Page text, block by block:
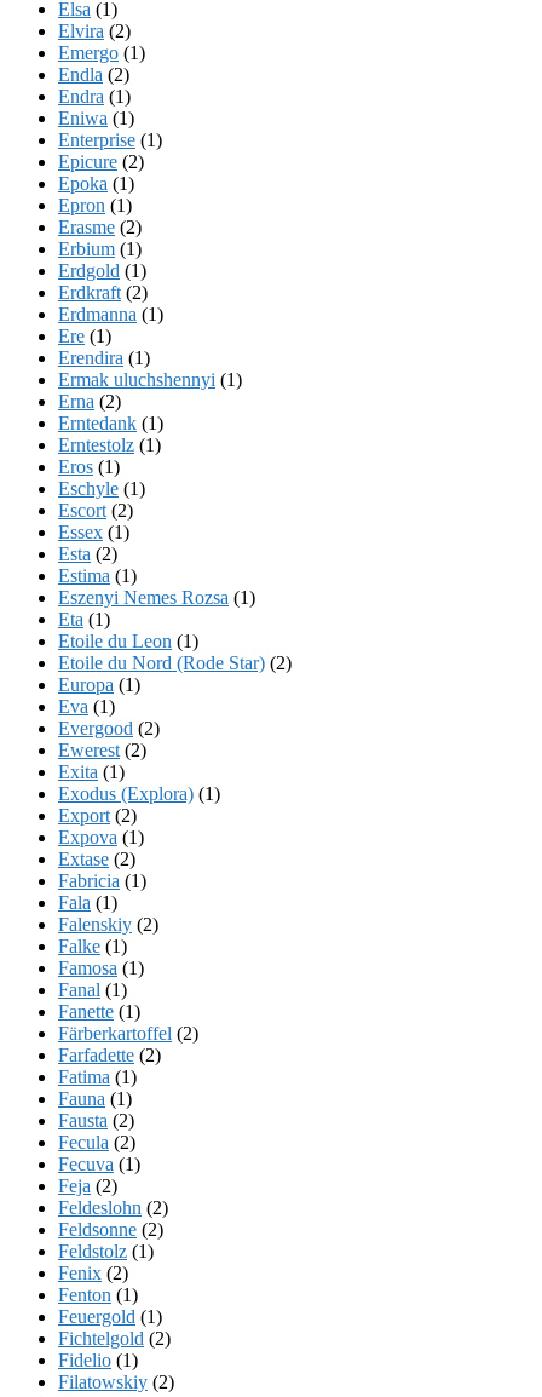
Elsa (1)
Elvira (2)
Emergo (1)
Endla (2)
Endra (1)
Eniwa (1)
Enterprise (1)
Epicure (2)
Epoka (1)
Epron (1)
Erasme (2)
Erbium (1)
Erdgold (1)
Erdkraft (2)
Erdmanna (1)
Ere (1)
Erendira (1)
Ermak uluchshennyi (1)
Erna (2)
Erntedank (1)
Erntestolz (1)
Eros (1)
Eschyle (1)
Escort (2)
Essex (1)
Esta (2)
Estima (1)
Eszenyi Nemes Rozsa (1)
Eta (1)
Etoile du Leon (1)
Etoile du Nord (Rode Star) (2)
Europa (1)
Eva (1)
Evergood (2)
Ewerest (2)
Exita (1)
Exodus (Explora) (1)
Export (2)
Expova (1)
Extase (2)
Fabricia (1)
Fala (1)
Falenskiy (2)
Falke (1)
Famosa (1)
Fanal (1)
Fanette (1)
Färberkartoffel (2)
Farfadette (2)
Fatima (1)
Fauna (1)
Fausta (2)
Fecula (2)
Fecuva (1)
Feja (2)
Feldeslohn (2)
Feldsonne (2)
Feldstolz (1)
Fenix (2)
Fenton (1)
Feuergold (1)
Fichtelgold (2)
Fidelio (1)
Filatowskiy (2)